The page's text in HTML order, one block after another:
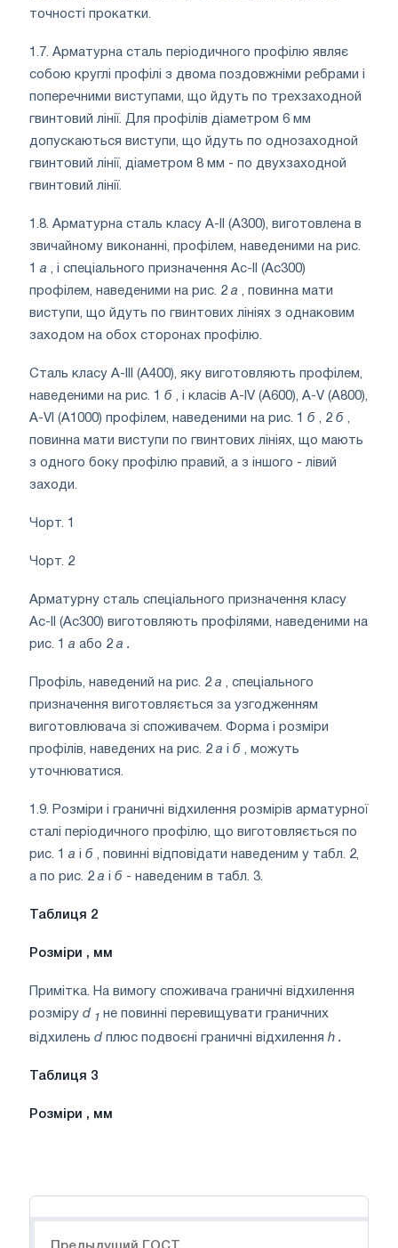
точності прокатки.
1.7. Арматурна сталь періодичного профілю являє
собою круглі профілі з двома поздовжніми ребрами і
поперечними виступами, що йдуть по трехзаходной
гвинтовий лінії. Для профілів діаметром 6 мм
допускаються виступи, що йдуть по однозаходной
гвинтовий лінії, діаметром 8 мм - по двухзаходной
гвинтовий лінії.
1.8. Арматурна сталь класу А-II (А300), виготовлена ​​в
звичайному виконанні, профілем, наведеними на рис.
1 a , і спеціального призначення Ас-II (Ас300)
профілем, наведеними на рис. 2 а , повинна мати
виступи, що йдуть по гвинтових лініях з однаковим
заходом на обох сторонах профілю.
Сталь класу A-III (A400), яку виготовляють профілем,
наведеними на рис. 1 б , і класів A-IV (A600), A-V (A800),
A-VI (A1000) профілем, наведеними на рис. 1 б , 2 б ,
повинна мати виступи по гвинтових лініях, що мають
з одного боку профілю правий, а з іншого - лівий
заходи.
Чорт. 1
Чорт. 2
Арматурну сталь спеціального призначення класу
Ас-II (Ас300) виготовляють профілями, наведеними на
рис. 1 a або 2 а .
Профіль, наведений на рис. 2 а , спеціального
призначення виготовляється за узгодженням
виготовлювача зі споживачем. Форма і розміри
профілів, наведених на рис. 2 а і б , можуть
уточнюватися.
1.9. Розміри і граничні відхилення розмірів арматурної
сталі періодичного профілю, що виготовляється по
рис. 1 a і б , повинні відповідати наведеним у табл. 2,
а по рис. 2 а і б - наведеним в табл. 3.
Таблиця 2
Розміри , мм
Примітка. На вимогу споживача граничні відхилення
розміру d 1 не повинні перевищувати граничних
відхилень d плюс подвоєні граничні відхилення h .
Таблиця 3
Розміри , мм